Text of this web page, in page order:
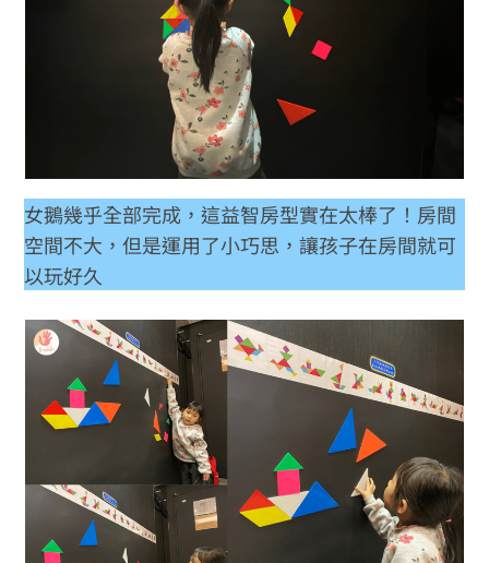
女鵝幾乎全部完成，這益智房型實在太棒了！房間
空間不大，但是運用了小巧思，讓孩子在房間就可
以玩好久